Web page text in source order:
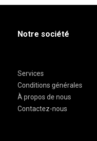
Notre société
Services
Conditions générales
À propos de nous
Contactez-nous